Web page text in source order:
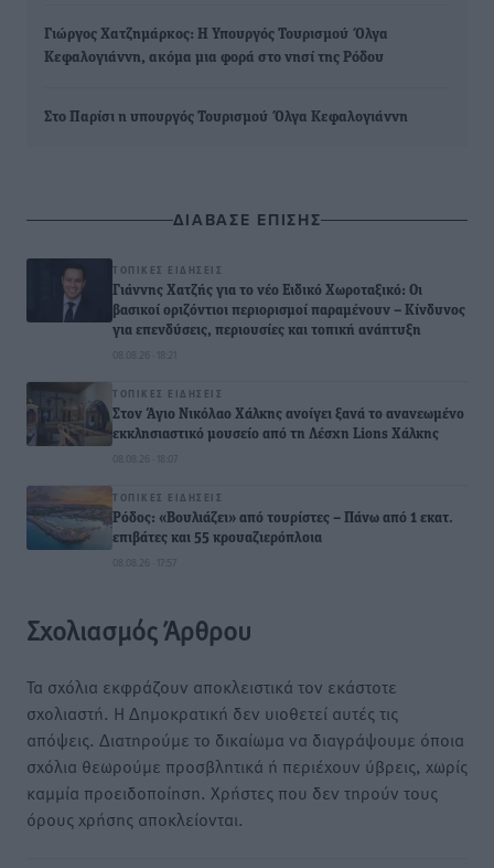
Γιώργος Χατζημάρκος: Η Υπουργός Τουρισμού Όλγα
Κεφαλογιάννη, ακόμα μια φορά στο νησί της Ρόδου
Στο Παρίσι η υπουργός Τουρισμού Όλγα Κεφαλογιάννη
ΔΙΑΒΑΣΕ ΕΠΙΣΗΣ
ΤΟΠΙΚΈΣ ΕΙΔΉΣΕΙΣ
Γιάννης Χατζής για το νέο Ειδικό Χωροταξικό: Οι
βασικοί οριζόντιοι περιορισμοί παραμένουν – Κίνδυνος
για επενδύσεις, περιουσίες και τοπική ανάπτυξη
08.08.26 · 18:21
ΤΟΠΙΚΈΣ ΕΙΔΉΣΕΙΣ
Στον Άγιο Νικόλαο Χάλκης ανοίγει ξανά το ανανεωμένο
εκκλησιαστικό μουσείο από τη Λέσχη Lions Χάλκης
08.08.26 · 18:07
ΤΟΠΙΚΈΣ ΕΙΔΉΣΕΙΣ
Ρόδος: «Βουλιάζει» από τουρίστες – Πάνω από 1 εκατ.
επιβάτες και 55 κρουαζιερόπλοια
08.08.26 · 17:57
Σχολιασμός Άρθρου
Τα σχόλια εκφράζουν αποκλειστικά τον εκάστοτε
σχολιαστή. Η Δημοκρατική δεν υιοθετεί αυτές τις
απόψεις. Διατηρούμε το δικαίωμα να διαγράψουμε όποια
σχόλια θεωρούμε προσβλητικά ή περιέχουν ύβρεις, χωρίς
καμμία προειδοποίηση. Χρήστες που δεν τηρούν τους
όρους χρήσης αποκλείονται.